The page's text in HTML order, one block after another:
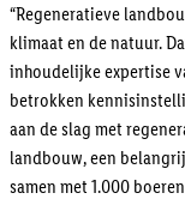
“Regeneratieve
klimaat en de natuur.
inhoudelijke expertise
betrokken
aan de slag met
landbouw, een
samen met 1.000